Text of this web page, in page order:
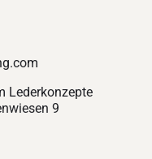
Lederkonzepte
9